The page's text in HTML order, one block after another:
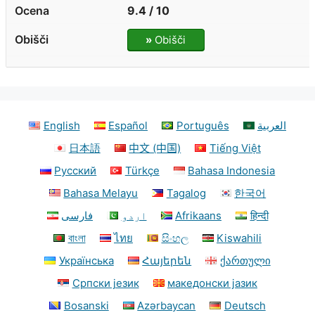
9.4 / 10
» Obišči
English Español Português
العربية
日本語
中文 (中国)
Tiếng Việt
Русский
Türkçe
Bahasa Indonesia
Bahasa Melayu
Tagalog
한국어
فارسی
اردو Afrikaans
हिन्दी
বাংলা
ไทย සිංහල
Kiswahili
Українська
Հայերեն
ქართული
Српски језик
македонски јазик
Bosanski
Azərbaycan Deutsch